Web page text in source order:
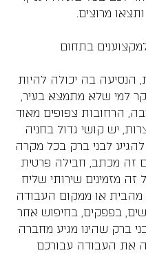
מרוצים.
בתחום
הנסיעה בה יכולה להיות
למי שלא מתמצא בעיר,
הרחובות צפופים מאוד
יש קושי גדול בחניה
לבני ברק בכל מקרה
זה מכתב, חבילה פרטית
זה מזמינים שירותי שליח
או ממקום העבודה
בפפקים, בחיפוש אחר
ברק שהינו מגיע מחברה
ממאך 1, יעשה את העבודה עבורכם